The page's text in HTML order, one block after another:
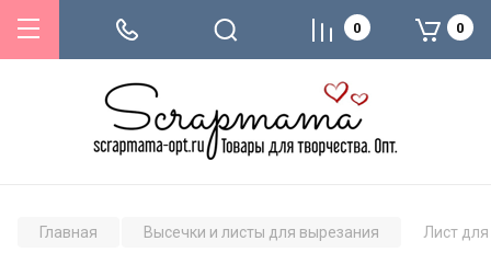
0 0
Главная Высечки и листы для вырезания Лист